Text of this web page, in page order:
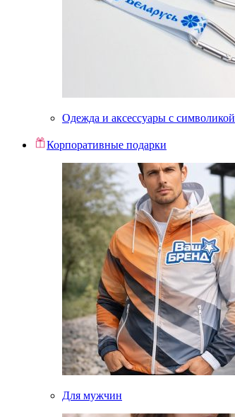
Одежда и аксессуары с символикой
Корпоративные подарки
Для мужчин